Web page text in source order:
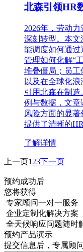
北森引领HR
2026年，劳动
深刻转型。本文
能调度如何通
管理如何化解“
堆叠僵局；员工
以及在全球化
引用北森在制
例与数据，文
风险方面的显
提供了清晰的
了解详情
上一页1 23下一页
预约成功后
您将获得
专家顾问一对一服务
企业定制化解决方案
全天候响应问题随时
预约产品演示
提交信息后，专属顾